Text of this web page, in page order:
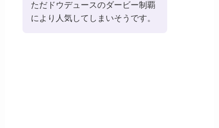
ただドウデュースのダービー制覇
により人気してしまいそうです。